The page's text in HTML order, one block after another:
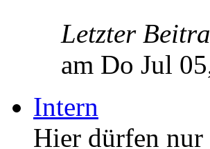
Letzter
am Do Jul
Intern
Hier dürfen nur